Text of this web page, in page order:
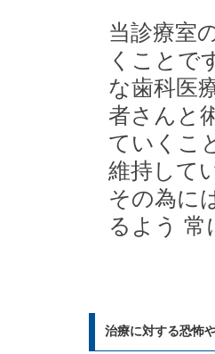
当診療室
くことで
な歯科医
者さんと
ていくこ
維持して
その為に
るよう 常
治療に対する恐怖